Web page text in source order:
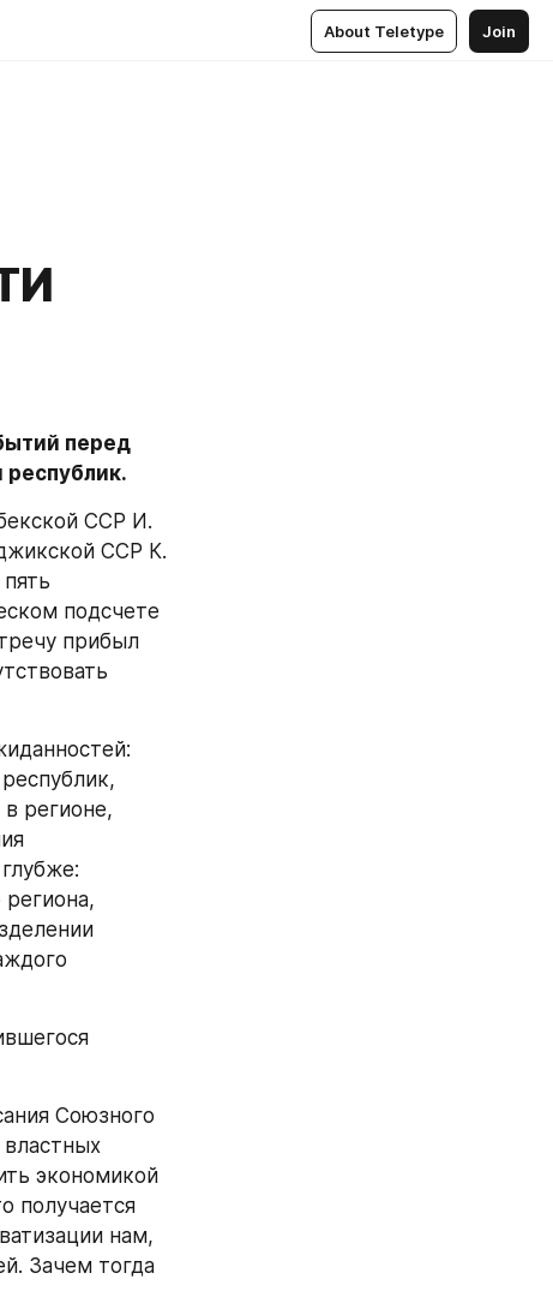
About Teletype Join
перед
республик.
ССР И.
ССР К.
подсчете
прибыл
регионе,
Союзного
властных
экономикой
получается
нам,
Зачем тогда